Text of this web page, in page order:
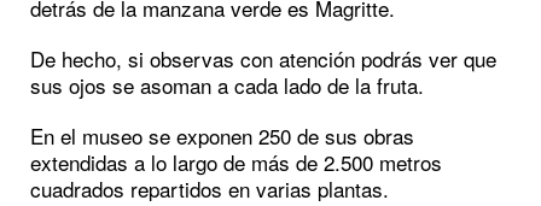
detrás de la manzana verde es Magritte.
De hecho, si observas con atención podrás ver que
sus ojos se asoman a cada lado de la fruta.
En el museo se exponen 250 de sus obras
extendidas a lo largo de más de 2.500 metros
cuadrados repartidos en varias plantas.